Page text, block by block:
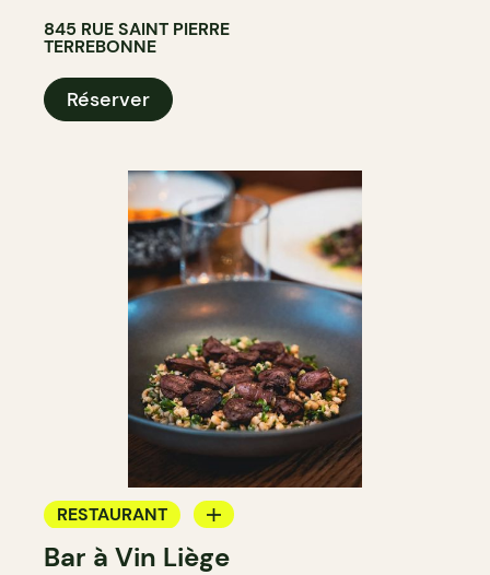
845 RUE SAINT PIERRE
TERREBONNE
Réserver
RESTAURANT
BAR À VIN
Bar à Vin Liège